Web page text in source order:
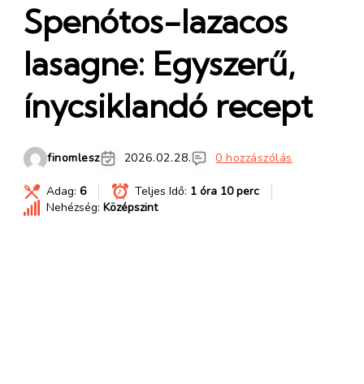
Spenótos-lazacos
lasagne: Egyszerű,
ínycsiklandó recept
finomlesz 2026.02.28. 0 hozzászólás
Adag: 6 Teljes Idő: 1 óra 10 perc
Nehézség: Középszint